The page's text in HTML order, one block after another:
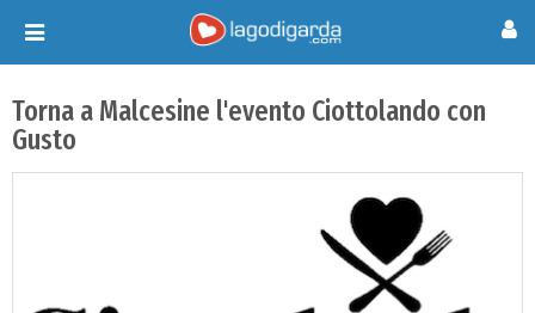
Toggle
navigation
Torna a Malcesine l'evento Ciottolando con
Gusto